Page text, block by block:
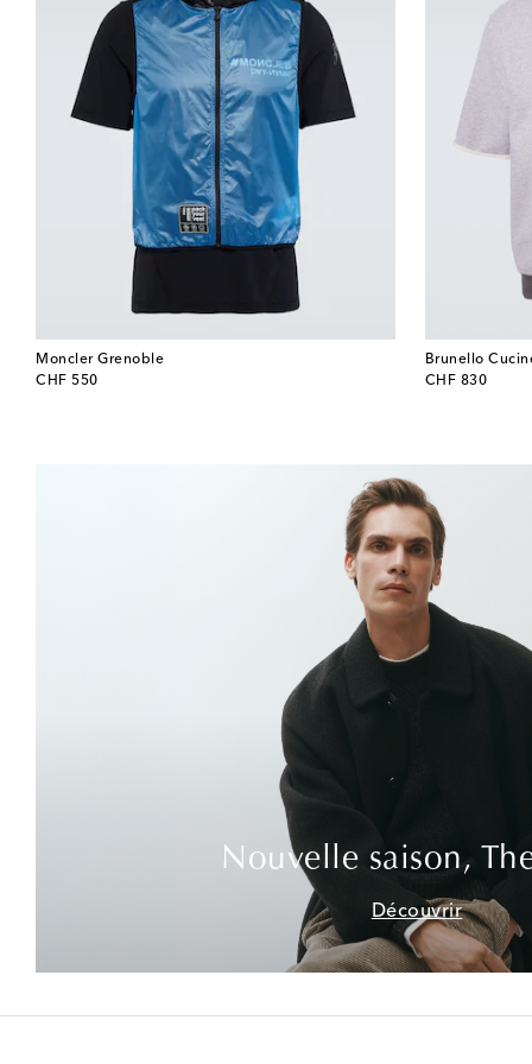
Moncler Grenoble
CHF 550
original price
Brunello
CHF 830
original price
Nouvelle saison,
Découvrir